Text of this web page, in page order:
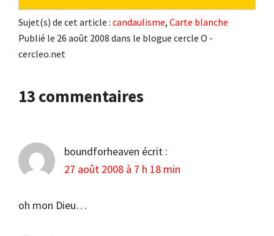
Sujet(s) de cet article : candaulisme, Carte blanche
Publié le 26 août 2008 dans le blogue cercle O -
cercleo.net
Interactions
13 commentaires
boundforheaven écrit :
27 août 2008 à 7 h 18 min
oh mon Dieu…